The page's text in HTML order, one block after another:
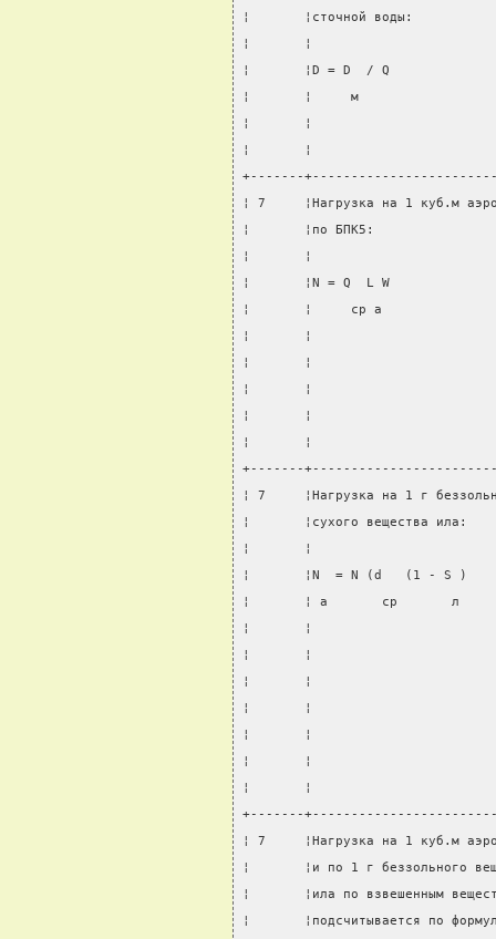
¦       ¦сточной воды:
¦       ¦
¦       ¦D = D  / Q
¦       ¦     м
¦       ¦
¦       ¦
+-------
¦ 7     ¦Нагрузка на 1 куб.м
¦       ¦по БПК5:
¦       ¦
¦       ¦N = Q  L W
¦       ¦     ср а
¦       ¦
¦       ¦
¦       ¦
¦       ¦
¦       ¦
+-------
¦ 7     ¦Нагрузка на 1 г
¦       ¦сухого вещества
¦       ¦
¦       ¦N  = N (d   (1 - S )
¦       ¦ а       ср       л
¦       ¦
¦       ¦
¦       ¦
¦       ¦
¦       ¦
¦       ¦
¦       ¦
+-------
¦ 7     ¦Нагрузка на 1
¦       ¦и по 1 г
¦       ¦ила по
¦       ¦подсчитывается